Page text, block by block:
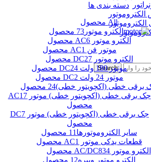
الکتروموتور
Search
دسته بندی ها
All محصول
الکترو موتور73 محصول
الکترو موتور AC6 محصول
موتور فن AC 1 محصول
الکترو موتور DC27 محصول
موتور 180 ولت DC
24 محصول
موتور 24 ولت DC
2 محصول
برقی خطی (اکچویتور خطی)24 محصول
جک برقی خطی (اکچویتور خطی) موتور AC17
محصول
جک برقی خطی (اکچویتور خطی) موتور DC7
محصول
سایر الکتروموتورها 11 محصول
قطعات یدکی موتور AC
1 محصول
الکترو موتور AC/DC 834 محصول
الکترو موتور ویبره12 محصول